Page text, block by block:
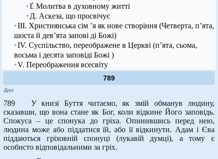
Ґ. Молитва в духовному житті
Д. Аскеза, що просвічує
ІІІ. Християнська сім ’я як нове створіння (Четверта, п’ята,
шоста й дев’ята запові ді Божі)
IV. Суспільство, переображене в Церкві (п’ята, сьома,
восьма і десята заповіді Божі )
V. Переображення всесвіту
789
Друк
789 У книзі Буття читаємо, як змій обманув людину,
сказавши, що вона стане як Бог, коли відкине Його заповідь.
Спокуса – це спонука до гріха. Опинившись перед нею,
людина може або піддатися їй, або її відкинути. Адам і Євa
піддаються гріховній спонуці (лукавій думці), а тому є
особисто відповідальними за гріх.